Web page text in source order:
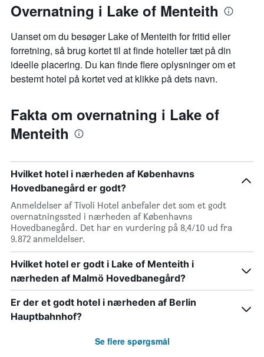
Overnatning i Lake of Menteith
Uanset om du besøger Lake of Menteith for fritid eller
forretning, så brug kortet til at finde hoteller tæt på din
ideelle placering. Du kan finde flere oplysninger om et
bestemt hotel på kortet ved at klikke på dets navn.
Fakta om overnatning i Lake of
Menteith
Hvilket hotel i nærheden af Københavns
Hovedbanegård er godt?
Anmeldelser af Tivoli Hotel anbefaler det som et godt
overnatningssted i nærheden af Københavns
Hovedbanegård. Det har en vurdering på 8,4/10 ud fra
9.872 anmeldelser.
Hvilket hotel er godt i Lake of Menteith i
nærheden af Malmö Hovedbanegård?
Er der et godt hotel i nærheden af Berlin
Hauptbahnhof?
Se flere spørgsmål